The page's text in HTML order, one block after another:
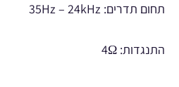
תחום תדרים: 35Hz – 24kHz
התנגדות: 4Ω